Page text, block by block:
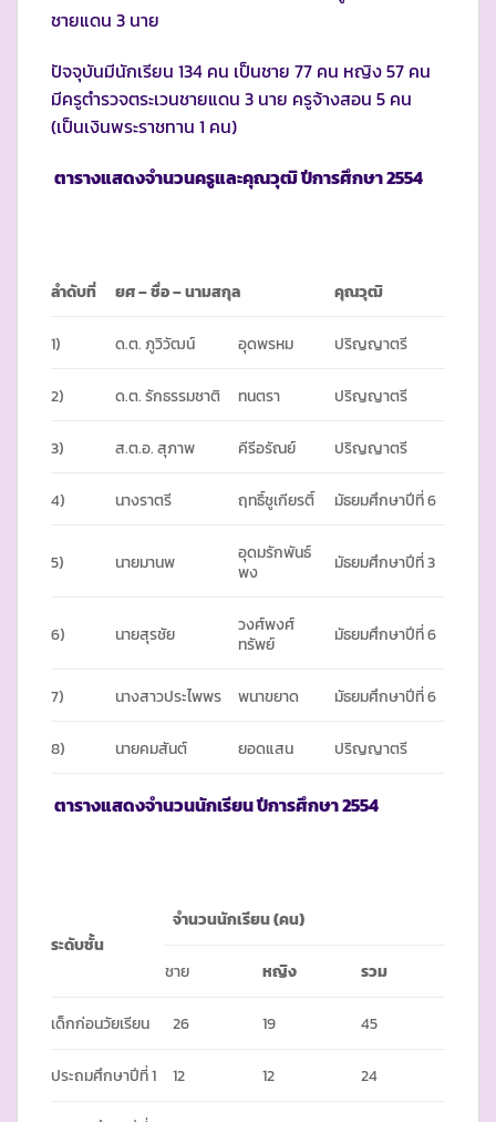
ชายแดน 3 นาย
ปัจจุบันมีนักเรียน 134 คน เป็นชาย 77 คน หญิง 57 คน
มีครูตำรวจตระเวนชายแดน 3 นาย ครูจ้างสอน 5 คน
(เป็นเงินพระราชทาน 1 คน)
ตารางแสดงจำนวนครูและคุณวุฒิ ปีการศึกษา2554
ลำดับที่ ยศ– ชื่อ – นามสกุล คุณวุฒิ
1) ด.ต. ภูวิวัฒน์ อุดพรหม ปริญญาตรี
2) ด.ต. รักธรรมชาติ ทนตรา ปริญญาตรี
3) ส.ต.อ. สุภาพ คีรีอรัณย์ ปริญญาตรี
4) นางราตรี ฤทธิ์ชูเกียรติ์ มัธยมศึกษาปีที่ 6
5) นายมานพ
อุดมรักพันธ์
พง
มัธยมศึกษาปีที่ 3
6) นายสุรชัย
วงศ์พงศ์
ทรัพย์
มัธยมศึกษาปีที่ 6
7) นางสาวประไพพร พนาขยาด มัธยมศึกษาปีที่ 6
8) นายคมสันต์ ยอดแสน ปริญญาตรี
ตารางแสดงจำนวนนักเรียน ปีการศึกษา2554
ระดับชั้น
จำนวนนักเรียน(คน)
ชาย หญิง รวม
เด็กก่อนวัยเรียน 26 19 45
ประถมศึกษาปีที่ 1 12 12 24